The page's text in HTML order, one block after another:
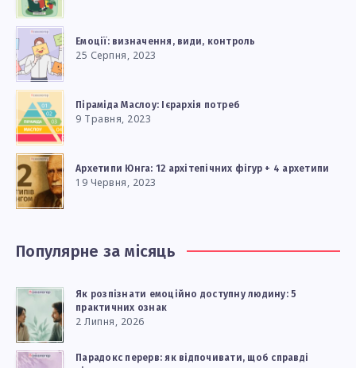
Емоції: визначення, види, контроль
25 Серпня, 2023
Піраміда Маслоу: Ієрархія потреб
9 Травня, 2023
Архетипи Юнга: 12 архітепічних фігур + 4 архетипи
19 Червня, 2023
Популярне за місяць
Як розпізнати емоційно доступну людину: 5
практичних ознак
2 Липня, 2026
Парадокс перерв: як відпочивати, щоб справді